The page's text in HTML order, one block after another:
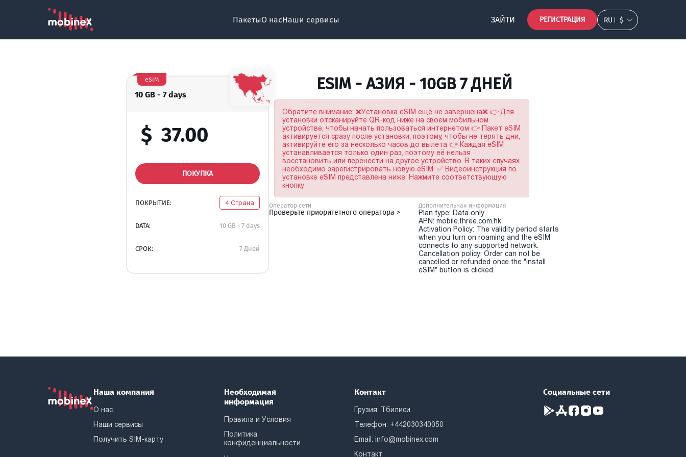
ПакетыО насНаши сервисы ЗАЙТИ РЕГИСТРАЦИЯ RU $
10 GB - 7 days
eSIM
$ 37.00
ПОКУПКА
ПОКРЫТИЕ: 4 Страна
DATA: 10 GB - 7 days
СРОК: 7 Дней
ESIM - АЗИЯ - 10GB 7 ДНЕЙ
Обратите внимание: ❌Установка eSIM ещё не завершена❌ 👉 Для
установки отсканируйте QR-код ниже на своем мобильном
устройстве, чтобы начать пользоваться интернетом 👉 Пакет eSIM
активируется сразу после установки, поэтому, чтобы не терять дни,
активируйте его за несколько часов до вылета 👉 Каждая eSIM
устанавливается только один раз, поэтому её нельзя
восстановить или перенести на другое устройство. В таких случаях
необходимо зарегистрировать новую eSIM. ✅ Видеоинструкция по
установке eSIM представлена ниже. Нажмите соответствующую
кнопку
Оператор сети
Проверьте приоритетного оператора >
Дополнительная информация
Plan type: Data only
APN: mobile.three.com.hk
Activation Policy: The validity period starts
when you turn on roaming and the eSIM
connects to any supported network.
Cancellation policy: Order can not be
cancelled or refunded once the "install
eSIM" button is clicked.
Наша компания
О нас
Наши сервисы
Получить SIM-карту
Необходимая
информация
Правила и Условия
Политика
конфиденциальности
Контакт
Грузия: Тбилиси
Телефон: +442030340050
Email:info@mobinex.com
Контакт
Социальные сети